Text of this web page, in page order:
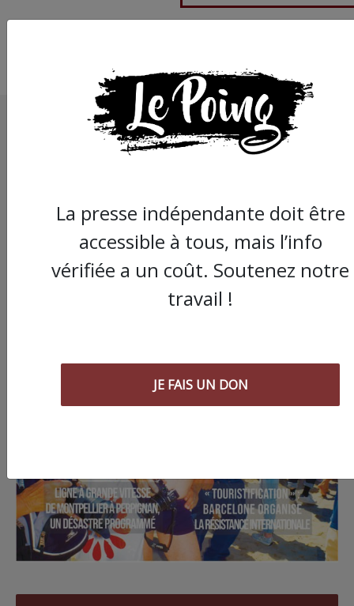
La presse indépendante doit être
accessible à tous, mais l’info
vérifiée a un coût. Soutenez notre
travail !
JE FAIS UN DON